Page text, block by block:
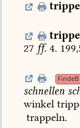
27 ff. 4.
FindeB
schnellen
winkel
trappeln.